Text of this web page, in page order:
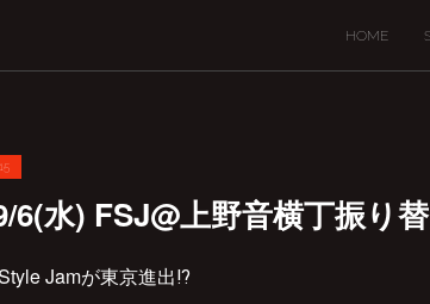
HOME
6(水) FSJ@上野音横丁振り
Jamが東京進出⁉️